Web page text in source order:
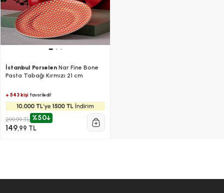
İstanbul Porselen Nar Fine Bone
Pasta Tabağı Kırmızı 21 cm
+ 543 kişi favoriledi!
299,99 TL %50
149,99 TL